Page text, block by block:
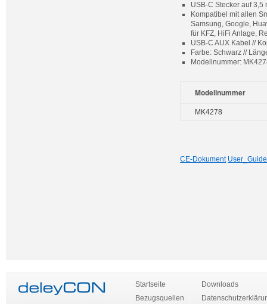
USB-C Stecker auf 3,5
Kompatibel mit allen
Samsung, Google,
für KFZ, HiFi Anlage,
USB-C AUX Kabel //
Farbe: Schwarz //
Modellnummer:
Modellnummer
MK4278
CE-Dokument User_Guide
Startseite
Bezugsquellen
Downloads